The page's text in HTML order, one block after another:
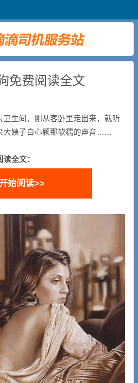
免费阅读全文
卫生间，刚从客卧里走出来，就听
大姨子白心颖那软糯的声音……
全文：
始阅读>>